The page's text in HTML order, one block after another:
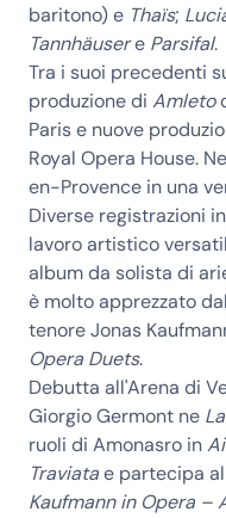
baritono) e Thaïs;
Tannhäusere Parsifal.
Tra i suoi precedenti
produzione di Amleto
Paris e nuove
Royal Opera House.
en-Provence in una
Diverse registrazioni
lavoro artistico
album da solista di
è molto apprezzato
tenore Jonas
Opera Duets.
Debutta all'Arena di
Giorgio Germont ne
ruoli di Amonasro in
Traviatae partecipa
Kaufmann in Opera –